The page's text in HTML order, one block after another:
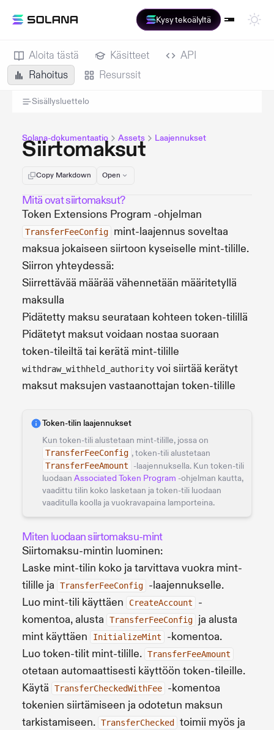
Kysy tekoälyltä
Aloita tästä Käsitteet
API
Rahoitus
Resurssit
Sisällysluettelo
Solana-dokumentaatio Assets Laajennukset
Siirtomaksut
Copy Markdown Open
Mitä ovat siirtomaksut?
Token Extensions Program -ohjelman
TransferFeeConfig
mint-laajennus soveltaa
maksua jokaiseen siirtoon kyseiselle mint-tilille.
Siirron yhteydessä:
Siirrettävää määrää vähennetään määritetyllä
maksulla
Pidätetty maksu seurataan kohteen token-tilillä
Pidätetyt maksut voidaan nostaa suoraan
token-tileiltä tai kerätä mint-tilille
withdraw_withheld_authority voi siirtää kerätyt
maksut maksujen vastaanottajan token-tilille
Token-tilin laajennukset
Kun token-tili alustetaan mint-tilille, jossa on
TransferFeeConfig , token-tili alustetaan
TransferFeeAmount
-laajennuksella. Kun token-tili
luodaan Associated Token Program -ohjelman kautta,
vaadittu tilin koko lasketaan ja token-tili luodaan
vaaditulla koolla ja vuokravapaina lamporteina.
Miten luodaan siirtomaksu-mint
Siirtomaksu-mintin luominen:
Laske mint-tilin koko ja tarvittava vuokra mint-
tilille ja
TransferFeeConfig
-laajennukselle.
Luo mint-tili käyttäen
CreateAccount
-
komentoa, alusta
TransferFeeConfig
ja alusta
mint käyttäen
InitializeMint
-komentoa.
Luo token-tilit mint-tilille. TransferFeeAmount
otetaan automaattisesti käyttöön token-tileille.
Käytä
TransferCheckedWithFee
-komentoa
tokenien siirtämiseen ja odotetun maksun
tarkistamiseen. TransferChecked
toimii myös ja